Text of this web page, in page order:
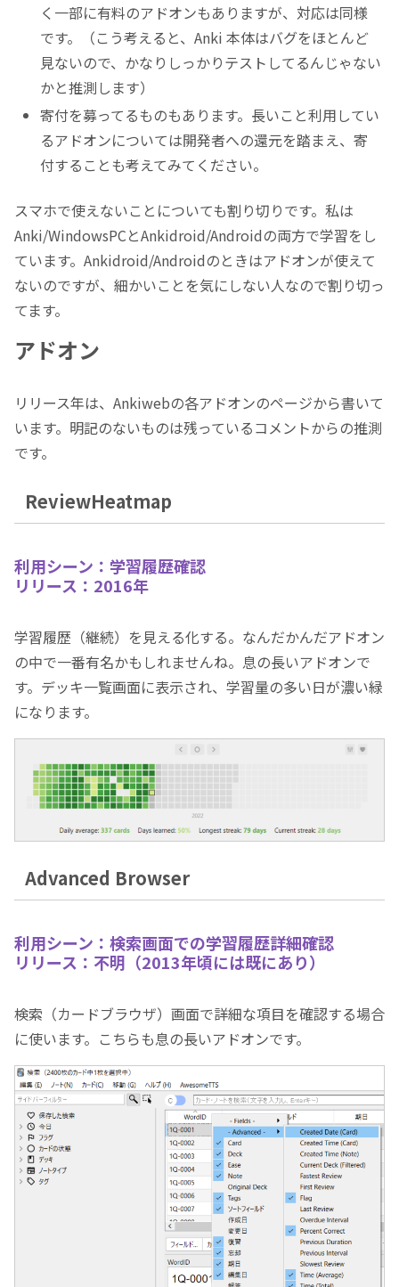
く一部に有料のアドオンもありますが、対応は同様
です。（こう考えると、Anki 本体はバグをほとんど
見ないので、かなりしっかりテストしてるんじゃない
かと推測します）
寄付を募ってるものもあります。長いこと利用してい
るアドオンについては開発者への還元を踏まえ、寄
付することも考えてみてください。
スマホで使えないことについても割り切りです。私は
Anki/WindowsPCとAnkidroid/Androidの両方で学習をし
ています。Ankidroid/Androidのときはアドオンが使えて
ないのですが、細かいことを気にしない人なので割り切っ
てます。
アドオン
リリース年は、Ankiwebの各アドオンのページから書いて
います。明記のないものは残っているコメントからの推測
です。
ReviewHeatmap
利用シーン：学習履歴確認
リリース：2016年
学習履歴（継続）を見える化する。なんだかんだアドオン
の中で一番有名かもしれませんね。息の長いアドオンで
す。デッキ一覧画面に表示され、学習量の多い日が濃い緑
になります。
Advanced Browser
利用シーン：検索画面での学習履歴詳細確認
リリース：不明（2013年頃には既にあり）
検索（カードブラウザ）画面で詳細な項目を確認する場合
に使います。こちらも息の長いアドオンです。